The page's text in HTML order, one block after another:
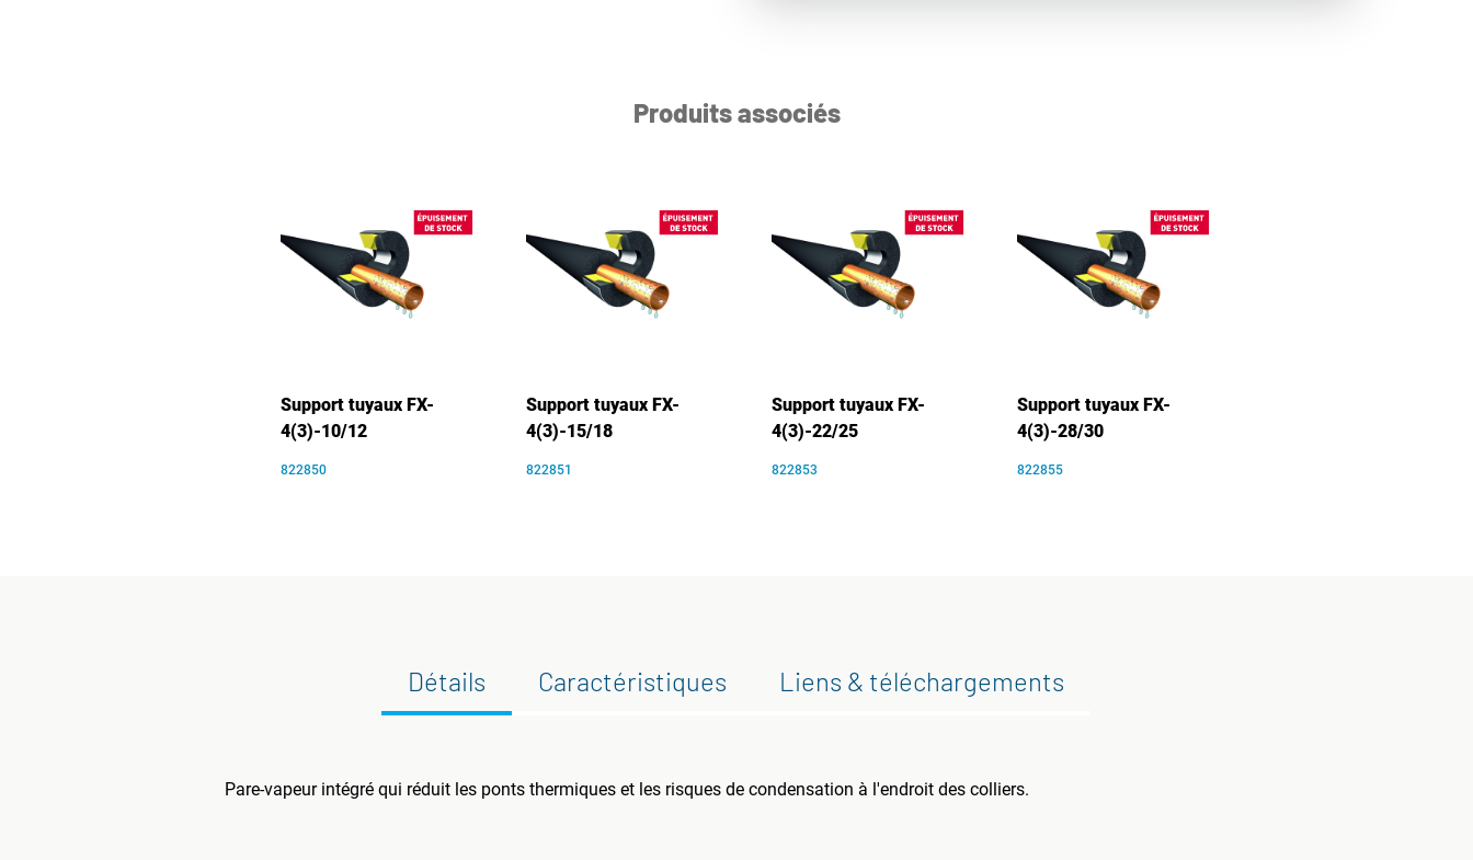
Produits associés
Support tuyaux FX-
4(3)-10/12
822850
Support tuyaux FX-
4(3)-15/18
822851
Support tuyaux FX-
4(3)-22/25
822853
Support tuyaux FX-
4(3)-28/30
822855
Détails Caractéristiques Liens & téléchargements
Pare-vapeur intégré qui réduit les ponts thermiques et les risques de condensation à l'endroit des colliers.